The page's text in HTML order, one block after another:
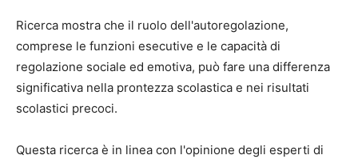
Ricerca mostra che il ruolo dell'autoregolazione,
comprese le funzioni esecutive e le capacità di
regolazione sociale ed emotiva, può fare una differenza
significativa nella prontezza scolastica e nei risultati
scolastici precoci.
Questa ricerca è in linea con l'opinione degli esperti di